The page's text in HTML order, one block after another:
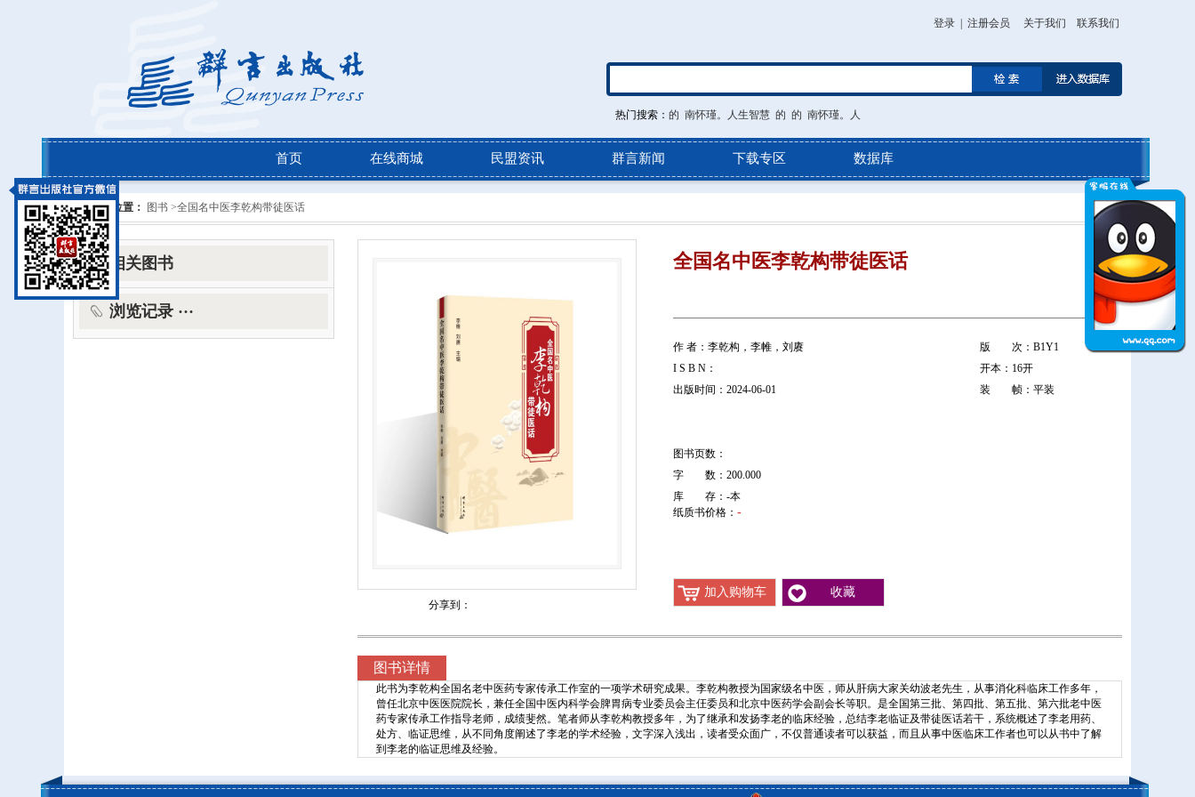
登录 注册会员 关于我们 联系我们
热门搜索： 的 南怀瑾。人生智慧 的 的 南怀瑾。人
首页 在线商城 民盟资讯 群言新闻 下载专区 数据库
当前位置： 图书 >全国名中医李乾构带徒医话
相关图书
浏览记录 ···
分享到：
全国名中医李乾构带徒医话
作 者：李乾构，李帷，刘赓
I S B N：
出版时间：2024-06-01
版 次：B1Y1
开本：16开
装 帧：平装
图书页数：
字 数：200.000
库 存： -本
纸质书价格： -
加入购物车 收藏
图书详情
此书为李乾构全国名老中医药专家传承工作室的一项学术研究成果。李乾构教授为国家级名中医，师从肝病大家关幼波老先生，从事消化科临床工作多年，
曾任北京中医医院院长，兼任全国中医内科学会脾胃病专业委员会主仼委员和北京中医药学会副会长等职。是全国第三批、第四批、第五批、第六批老中医
药专家传承工作指导老师，成绩斐然。笔者师从李乾构教授多年，为了继承和发扬李老的临床经验，总结李老临证及带徒医话若干，系统概述了李老用药、
处方、临证思维，从不同角度阐述了李老的学术经验，文字深入浅出，读者受众面广，不仅普通读者可以获益，而且从事中医临床工作者也可以从书中了解
到李老的临证思维及经验。